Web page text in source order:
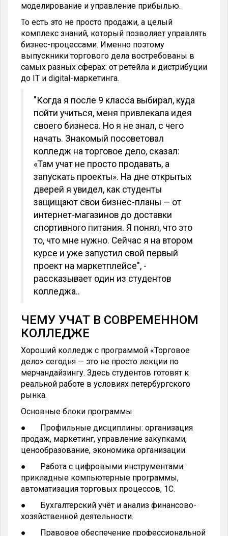
моделирование и управление прибылью.
То есть это не просто продажи, а целый
комплекс знаний, который позволяет управлять
бизнес-процессами. Именно поэтому
выпускники торгового дела востребованы в
самых разных сферах: от ретейла и дистрибуции
до IT и digital-маркетинга.
"Когда я после 9 класса выбирал, куда
пойти учиться, меня привлекала идея
своего бизнеса. Но я не знал, с чего
начать. Знакомый посоветовал
колледж на торговое дело, сказал:
«Там учат не просто продавать, а
запускать проекты». На дне открытых
дверей я увидел, как студенты
защищают свои бизнес-планы — от
интернет-магазинов до доставки
спортивного питания. Я понял, что это
то, что мне нужно. Сейчас я на втором
курсе и уже запустил свой первый
проект на маркетплейсе", -
рассказывает один из студентов
колледжа..
ЧЕМУ УЧАТ В СОВРЕМЕННОМ
КОЛЛЕДЖЕ
Хороший колледж с программой «Торговое
дело» сегодня — это не просто лекции по
мерчандайзингу. Здесь студентов готовят к
реальной работе в условиях петербургского
рынка.
Основные блоки программы:
● Профильные дисциплины: организация
продаж, маркетинг, управление закупками,
ценообразование, экономика организации.
● Работа с цифровыми инструментами:
прикладные компьютерные программы,
автоматизация торговых процессов, 1С.
● Бухгалтерский учёт и анализ финансово-
хозяйственной деятельности.
● Правовое обеспечение профессиональной